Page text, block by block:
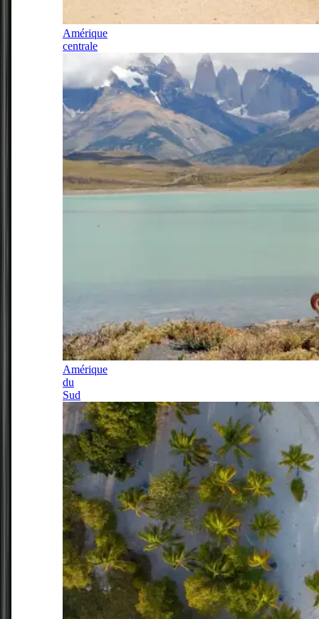
Amérique
centrale
Amérique
du
Sud